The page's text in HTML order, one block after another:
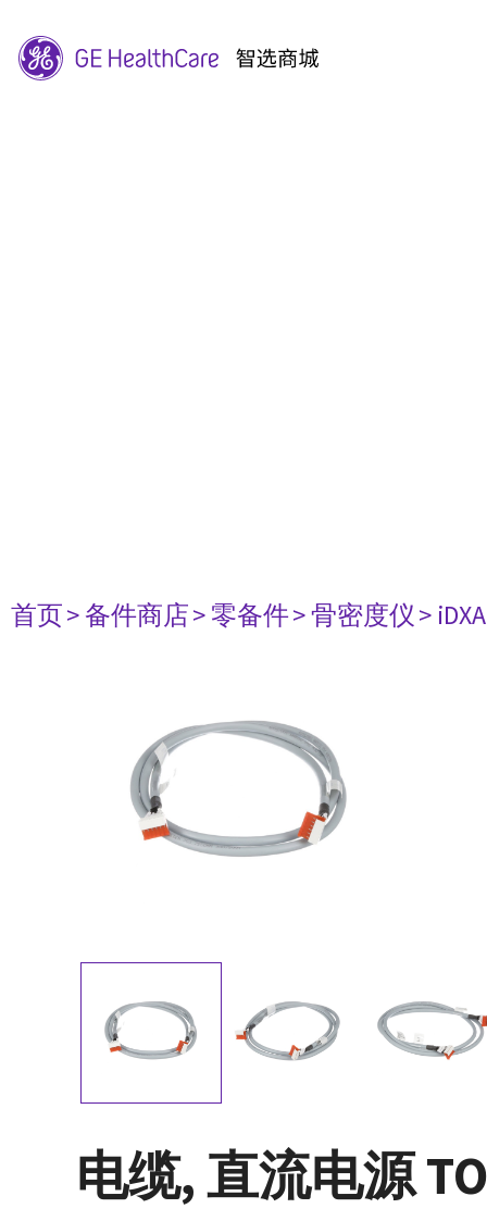
首页> 备件商店> 零备件> 骨密度仪> iDXA
电缆, 直流电源